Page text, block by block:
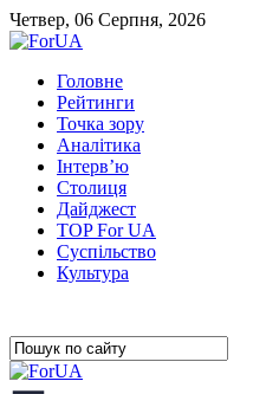
Четвер, 06 Серпня, 2026
Головне
Рейтинги
Точка зору
Аналітика
Інтерв’ю
Столиця
Дайджест
TOP For UA
Суспiльство
Культура